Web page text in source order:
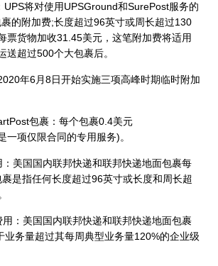
将对使用UPSGround和SurePost服务的
的附加费;长度超过96英寸或周长超过130
票货物加收31.45美元，这笔附加费将适用
送超过500个大包裹后。
年6月8日开始实施三项高峰时期临时附加
包裹：每个包裹0.4美元
一项仅限合同的专用服务)。
国国内联邦快递和联邦快递地面包裹每
是指任何长度超过96英寸或长度和周长超
美国国内联邦快递和联邦快递地面包裹
业务量超过其每周典型业务量120%的企业级